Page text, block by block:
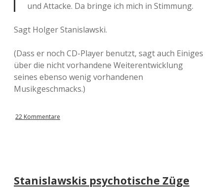
und Attacke. Da bringe ich mich in Stimmung.
Sagt Holger Stanislawski.
(Dass er noch CD-Player benutzt, sagt auch Einiges
über die nicht vorhandene Weiterentwicklung
seines ebenso wenig vorhandenen
Musikgeschmacks.)
22 Kommentare
Stanislawskis psychotische Züge